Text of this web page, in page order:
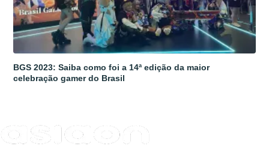
BGS 2023: Saiba como foi a 14ª edição da maior
celebração gamer do Brasil